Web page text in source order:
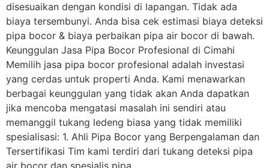
disesuaikan dengan kondisi di lapangan. Tidak ada
biaya tersembunyi. Anda bisa cek estimasi biaya deteksi
pipa bocor & biaya perbaikan pipa air bocor di bawah.
Keunggulan Jasa Pipa Bocor Profesional di Cimahi
Memilih jasa pipa bocor profesional adalah investasi
yang cerdas untuk properti Anda. Kami menawarkan
berbagai keunggulan yang tidak akan Anda dapatkan
jika mencoba mengatasi masalah ini sendiri atau
memanggil tukang ledeng biasa yang tidak memiliki
spesialisasi: 1. Ahli Pipa Bocor yang Berpengalaman dan
Tersertifikasi Tim kami terdiri dari tukang deteksi pipa
air bocor dan spesialis pipa